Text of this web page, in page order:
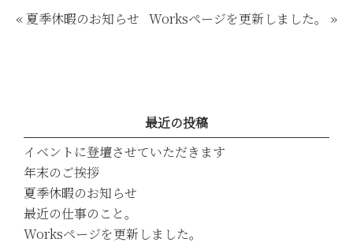
« 夏季休暇のお知らせ Worksページを更新しました。 »
最近の投稿
イベントに登壇させていただきます
年末のご挨拶
夏季休暇のお知らせ
最近の仕事のこと。
Worksページを更新しました。